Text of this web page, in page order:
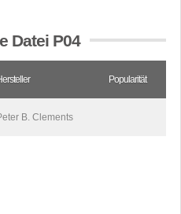
Datei P04
Popularität
B. Clements